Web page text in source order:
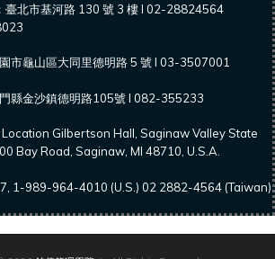
臺北市基河路 130 號 3 樓 l 02-28824564
市龜山區大同里德明路 5 號 l 03-3507001
縣金沙鎮德明路105號 l 082-355233
Gilbertson Hall, Saginaw Valley State
Bay Road, Saginaw, MI 48710, U.S.A.
1-989-964-4010 (U.S.) 02 2882-4564 (Taiwan)